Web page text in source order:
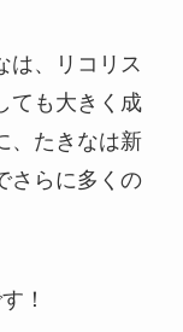
は、リコリス
ても大きく成
、たきなは新
さらに多くの
！